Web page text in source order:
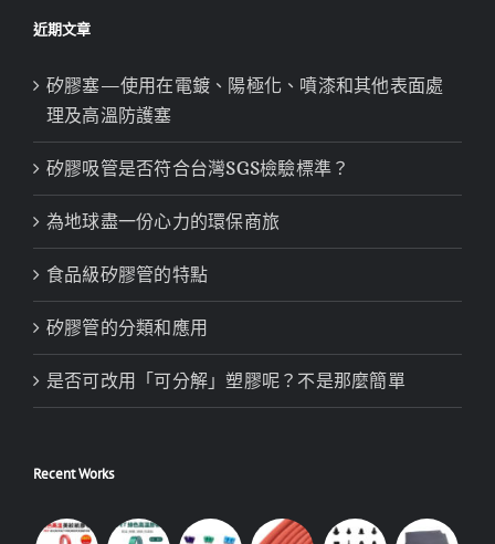
近期文章
矽膠塞—使用在電鍍、陽極化、噴漆和其他表面處
理及高溫防護塞
矽膠吸管是否符合台灣SGS檢驗標準？
為地球盡一份心力的環保商旅
食品級矽膠管的特點
矽膠管的分類和應用
是否可改用「可分解」塑膠呢？不是那麼簡單
Recent Works